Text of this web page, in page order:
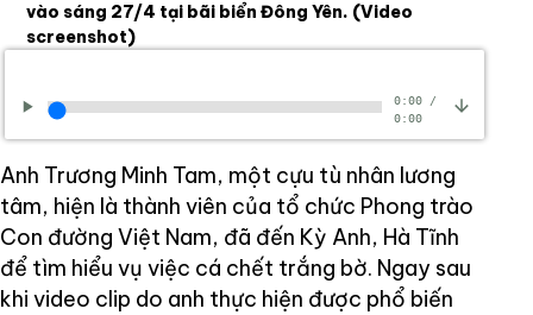
vào sáng 27/4 tại bãi biển Đông Yên. (Video
screenshot)
0:00/
0:00
Anh Trương Minh Tam, một cựu tù nhân lương
tâm, hiện là thành viên của tổ chức Phong trào
Con đường Việt Nam, đã đến Kỳ Anh, Hà Tĩnh
để tìm hiểu vụ việc cá chết trắng bờ. Ngay sau
khi video clip do anh thực hiện được phổ biến